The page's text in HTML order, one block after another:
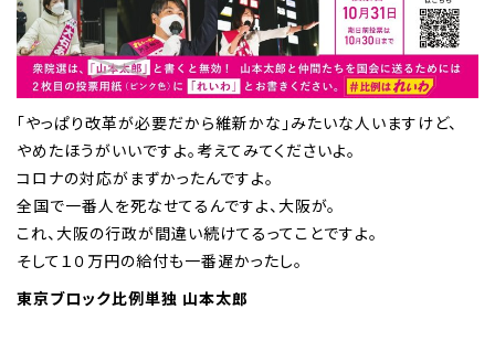
「やっぱり改革が必要だから維新かな」みたいな人いますけど、
やめたほうがいいですよ。考えてみてくださいよ。
コロナの対応がまずかったんですよ。
全国で一番人を死なせてるんですよ、大阪が。
これ、大阪の行政が間違い続けてるってことですよ。
そして１０万円の給付も一番遅かったし。
東京ブロック比例単独 山本太郎